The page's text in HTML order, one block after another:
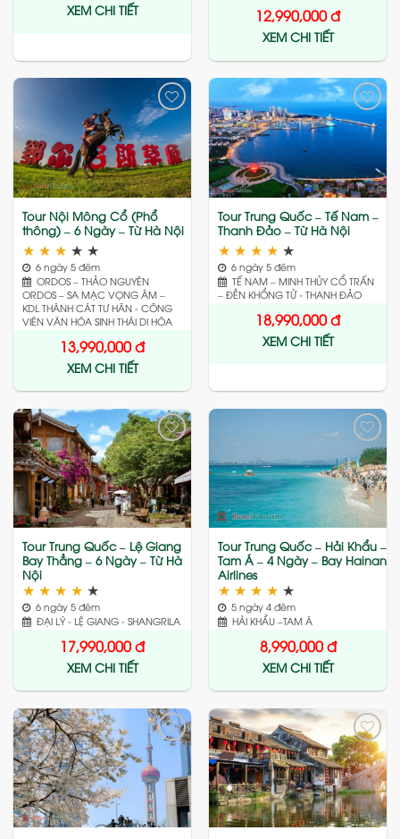
XEM CHI TIẾT 12,990,000đ
XEM CHI TIẾT
Add
to
wishlist
Tour Nội Mông Cổ (Phổ
thông) – 6 Ngày – Từ Hà Nội
★ ★ ★ ★ ★
6 ngày 5 đêm
ORDOS – THẢO NGUYÊN
ORDOS – SA MẠC VỌNG ÂM –
KDL THÀNH CÁT TƯ HÃN - CÔNG
VIÊN VĂN HÓA SINH THÁI DI HÒA
13,990,000đ
XEM CHI TIẾT
Add
to
wishlist
Tour Trung Quốc – Tế Nam –
Thanh Đảo – Từ Hà Nội
★ ★ ★ ★ ★
6 ngày 5 đêm
TẾ NAM – MINH THỦY CỔ TRẤN
– ĐỀN KHỔNG TỬ - THANH ĐẢO
18,990,000đ
XEM CHI TIẾT
Add
to
wishlist
Tour Trung Quốc – Lệ Giang
Bay Thẳng – 6 Ngày – Từ Hà
Nội
★ ★ ★ ★ ★
6 ngày 5 đêm
ĐẠI LÝ - LỆ GIANG - SHANGRILA
17,990,000đ
XEM CHI TIẾT
Add
to
wishlist
Tour Trung Quốc – Hải Khẩu –
Tam Á – 4 Ngày – Bay Hainan
Airlines
★ ★ ★ ★ ★
5 ngày 4 đêm
HẢI KHẨU –TAM Á
8,990,000đ
XEM CHI TIẾT
wishlist
Add
to
wishlist